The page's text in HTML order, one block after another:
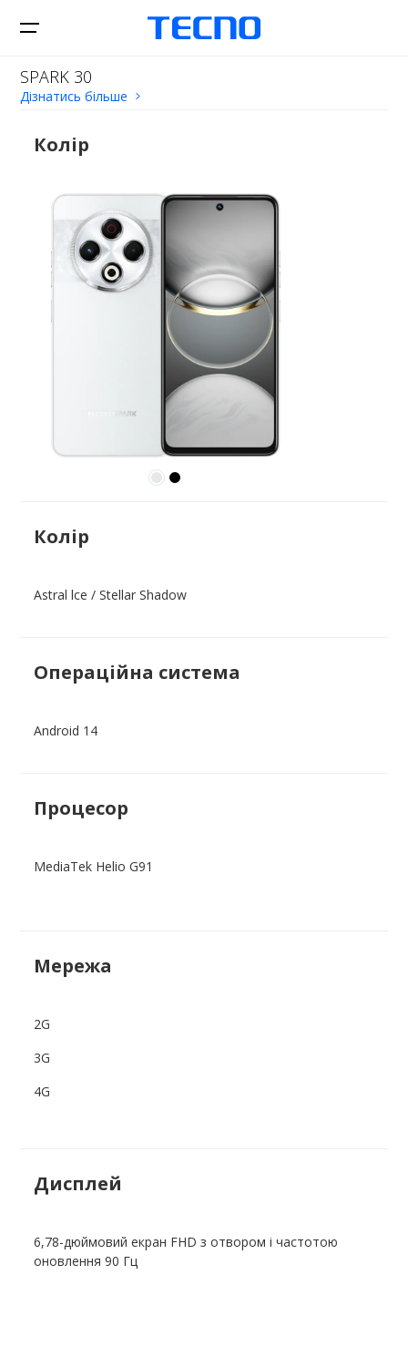
Смартфони
CAMON
Пристрої
Планшети
SPARK 30
Дізнатись більше
Колір
Колір
Astral lce / Stellar Shadow
Операційна система
Android 14
Процесор
MediaTek Helio G91
Мережа
2G
3G
4G
Дисплей
6,78-дюймовий екран FHD з отвором і частотою
оновлення 90 Гц